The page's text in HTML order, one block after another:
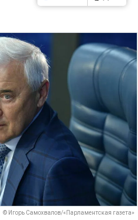
© Игорь Самохвалов/«Парламентская газета»